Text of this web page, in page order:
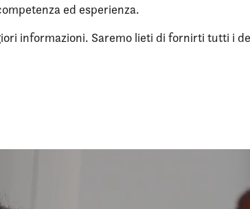
ed esperienza.
informazioni. Saremo lieti di fornirti tutti i